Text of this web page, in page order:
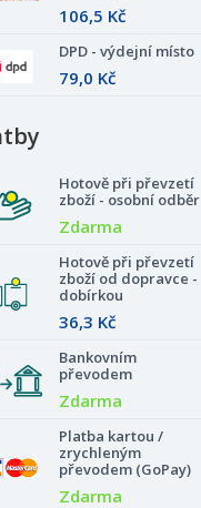
106,5 Kč
DPD - výdejní místo
79,0 Kč
Hotově při převzetí
zboží - osobní odběr
Zdarma
Hotově při převzetí
zboží od dopravce -
dobírkou
36,3 Kč
Bankovním
převodem
Zdarma
Platba kartou /
zrychleným
převodem (GoPay)
Zdarma